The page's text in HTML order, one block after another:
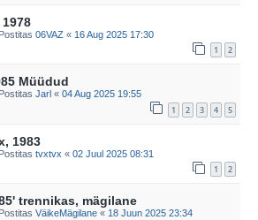
06VAZ « 16 Aug 2025 17:30
1 2
Müüdud
Jarl « 04 Aug 2025 19:55
1 2 3 4 5
1983
tvxtvx « 02 Juul 2025 08:31
1 2
trennikas, mägilane
VäikeMägilane « 18 Juun 2025 23:34